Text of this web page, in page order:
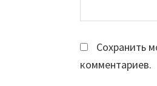
Сохранить
комментариев.